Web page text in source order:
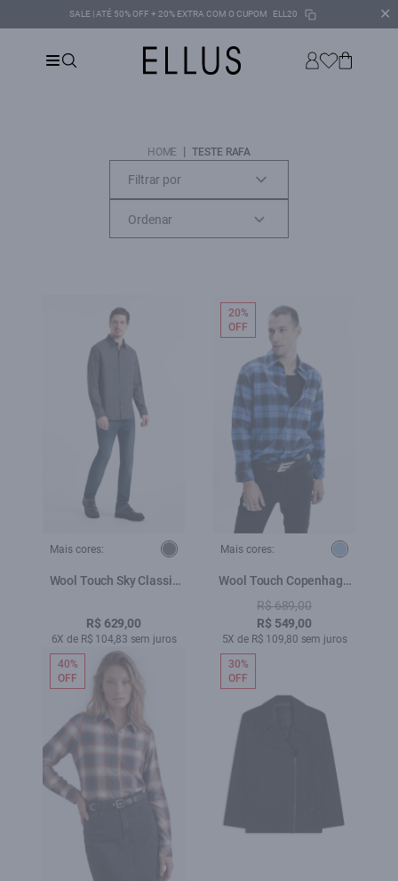
SALE | ATÉ 50% OFF + 20% EXTRA COM O CUPOM ELL20 ✕
HOME | TESTE RAFA
Filtrar por
Mais cores:
Wool Touch Sky Classic
R$ 629,00
6X de R$ 104,83 sem juros
Mais cores:
Wool Touch Copenhage
Class New Ital Azul Bic
R$ 689,00
R$ 549,00
5X de R$ 109,80 sem juros
20%
OFF
40%
OFF
30%
OFF